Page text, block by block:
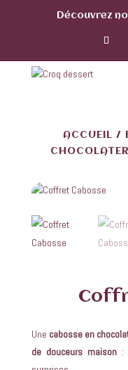
Découvrez
ACCUEIL /
Une cabosse en
de douceurs maison: